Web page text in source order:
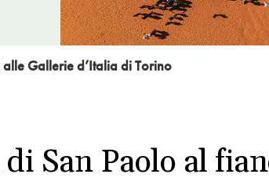
alle Gallerie d’Italia di Torino
San Paolo al